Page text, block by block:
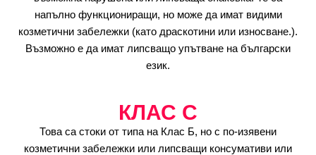
напълно функциониращи, но може да имат видими
козметични забележки (като драскотини или износване.).
Възможно е да имат липсващо упътване на български
език.
КЛАС C
Това са стоки от типа на Клас Б, но с по-изявени
козметични забележки или липсващи консумативи или